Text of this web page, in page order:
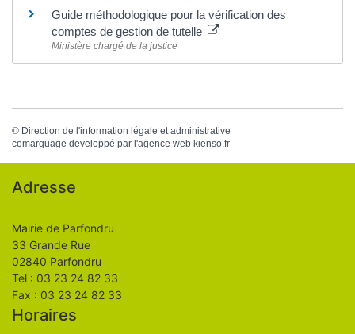
Guide méthodologique pour la vérification des
comptes de gestion de tutelle
Ministère chargé de la justice
© Direction de l'information légale et administrative
comarquage developpé par l'agence web kienso.fr
Adresse
Mairie de Parfondru
33 Grande Rue
02840 Parfondru
Tel : 03 23 24 82 33
Fax : 03 23 24 82 33
Horaires